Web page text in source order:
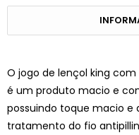
O jogo de lençol king
é um produto macio e
possuindo toque macio e
tratamento do fio